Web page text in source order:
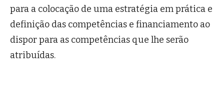
para a colocação de uma estratégia em prática e
definição das competências e financiamento ao
dispor para as competências que lhe serão
atribuídas.